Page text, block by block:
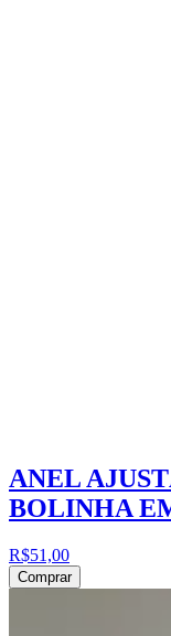
ANEL
BOLINHA
R$51,00
Comprar